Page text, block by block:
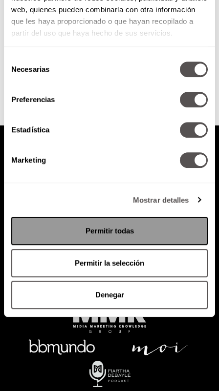
web, quienes pueden combinarla con otra información
que les haya proporcionado o que hayan recopilado a
partir del uso que haya hecho de sus servicios.
Necesarias
Preferencias
Estadística
Marketing
Mostrar detalles
Permitir todas
Permitir la selección
Denegar
Hoy les vamos a explicar qué
onda con el aumento las
infecciones de transmisión sexual
y cómo evitarla entre los...
Política de Privacidad
PODCAST RADIO MARTHA EVENTOS
SACA TU ID